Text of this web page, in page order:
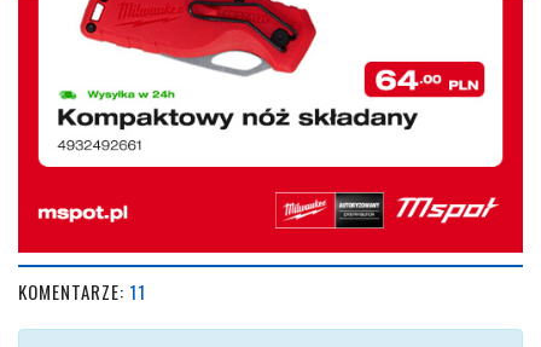
KOMENTARZE: 11